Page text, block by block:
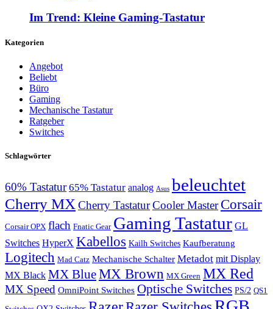
Im Trend: Kleine Gaming-Tastatur
Kategorien
Angebot
Beliebt
Büro
Gaming
Mechanische Tastatur
Ratgeber
Switches
Schlagwörter
60% Tastatur 65% Tastatur analog Asus beleuchtet
Cherry MX Cherry TastaturCooler Master Corsair
Corsair OPX flach Fnatic Gear Gaming Tastatur GL
Switches HyperX Kabellos Kailh Switches Kaufberatung
Logitech Mad Catz Mechanische Schalter Metadot mit Display
MX Black MX BlueMX Brown MX Green MX Red
MX Speed OmniPoint Switches Optische Switches PS/2 QS1